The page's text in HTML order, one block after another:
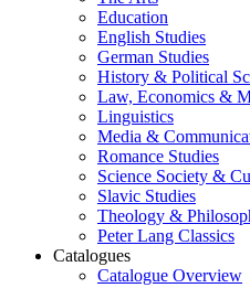
Education
English Studies
German Studies
History & Political
Law, Economics &
Linguistics
Media &
Romance Studies
Science Society &
Slavic Studies
Theology &
Peter Lang Classics
Catalogues
Catalogue Overview